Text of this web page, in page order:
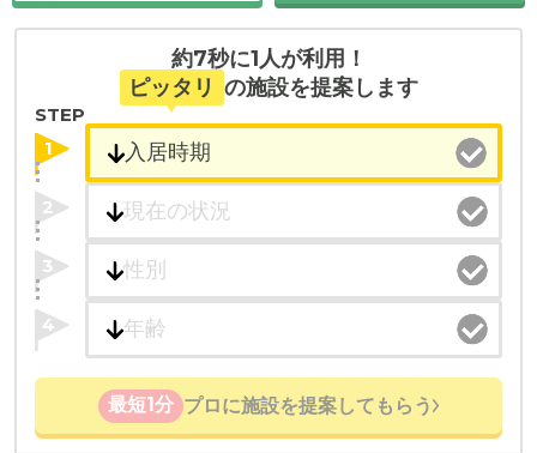
約7秒に1人が利用！
ピッタリ の施設を提案します
STEP
1
2
3
4
最短1分 プロに施設を提案してもらう